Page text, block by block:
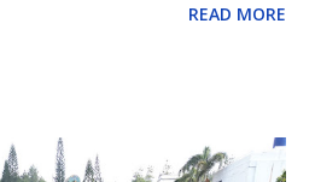
(dunia jamur magis) dan Bird &
instagrammable dan edukatif.
READ MORE